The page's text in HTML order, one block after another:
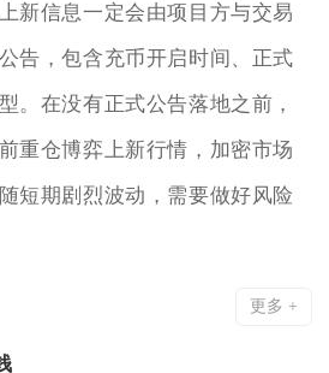
新信息一定会由项目方与交易
告，包含充币开启时间、正式
。在没有正式公告落地之前，
重仓博弈上新行情，加密市场
短期剧烈波动，需要做好风险
更多 +